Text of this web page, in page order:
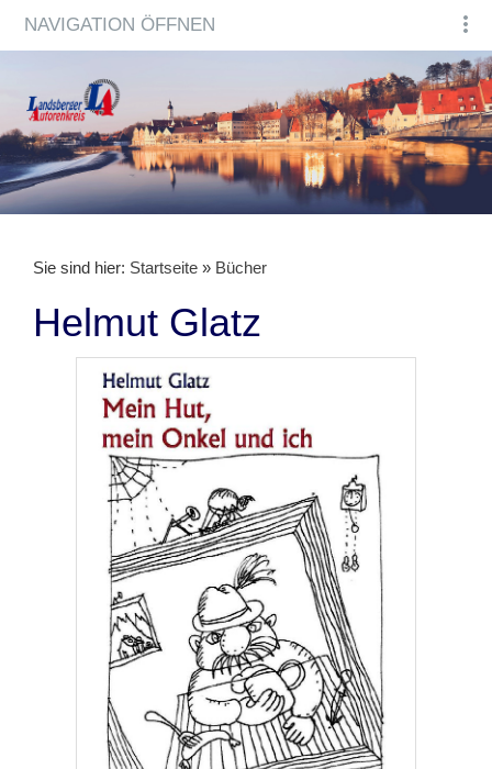
NAVIGATION ÖFFNEN
Sie sind hier: Startseite » Bücher
Helmut Glatz